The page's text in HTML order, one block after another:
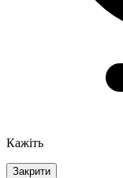
Кажіть
Закрити